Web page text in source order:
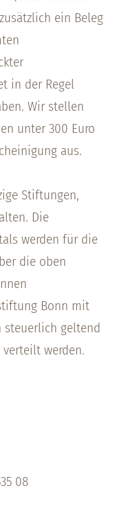
ein Beleg
in der Regel
Wir stellen
unter 300 Euro
aus.
Stiftungen,
Die
werden für die
die oben
Bonn mit
steuerlich geltend
werden.
08